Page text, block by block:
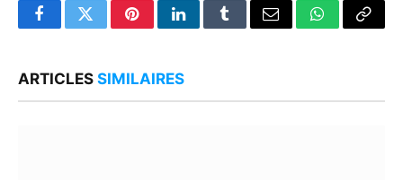
FacebookTwitterPinterestLinkedInTumblrEmail WhatsApp
Copy
ARTICLES SIMILAIRES